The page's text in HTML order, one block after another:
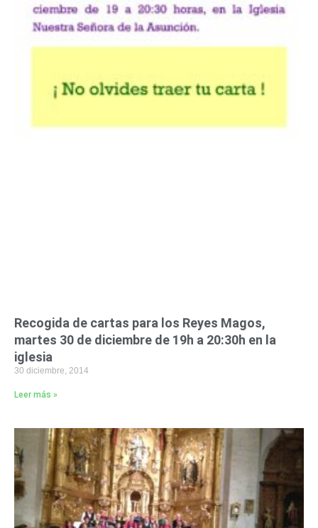
Recogida de cartas para los Reyes Magos,
martes 30 de diciembre de 19h a 20:30h en la
iglesia
30 diciembre, 2014
Leer más »